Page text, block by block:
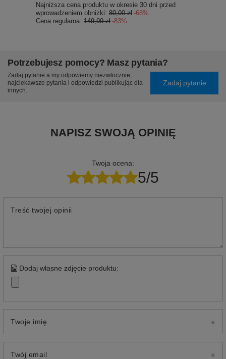
Najniższa cena produktu w okresie 30 dni przed
wprowadzeniem obniżki: 80,00 zł -68%
Cena regularna: 149,99 zł -83%
Potrzebujesz pomocy? Masz pytania?
Zadaj pytanie a my odpowiemy niezwłocznie,
najciekawsze pytania i odpowiedzi publikując dla
innych.
Zadaj pytanie
NAPISZ SWOJĄ OPINIĘ
Twoja ocena:
5/5
Treść twojej opinii
Dodaj własne zdjęcie produktu:
Twoje imię
Twój email